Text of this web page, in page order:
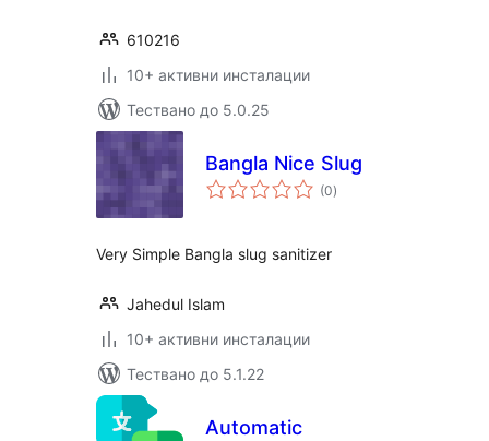
610216
10+ активни инсталации
Тествано до 5.0.25
Bangla Nice Slug
(0общо
оценки
)
Very Simple Bangla slug sanitizer
Jahedul Islam
10+ активни инсталации
Тествано до 5.1.22
Automatic